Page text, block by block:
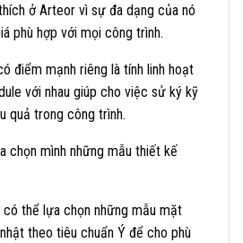
ở Arteor vì sự đa dạng của nó
phù hợp với mọi công trình.
điểm mạnh riêng là tính linh hoạt
với nhau giúp cho việc sử ký kỹ
quả trong công trình.
chọn mình những mẫu thiết kế
có thể lựa chọn những mẫu mặt
theo tiêu chuẩn Ý để cho phù